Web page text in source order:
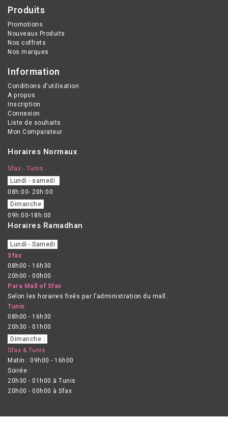
Produits
Promotions
Nouveaux Produits
Nos coffrets
Nos marques
Information
Conditions d'utilisation
A propos
Inscription
Connexion
Liste de souhaits
Mon Comparateur
Horaires Normaux
Sfax - Tunis
Lundi - samedi
08h:00- 20h:00
Dimanche
09h:00-18h:00
Horaires Ramadhan
Lundi - Samedi
Sfax
08h00 - 16h30
20h00 - 00h00
Para Mall of Sfax
Selon les horaires fixés par l’administration du mall.
Tunis
08h00 - 16h30
20h30 - 01h00
Dimanche :
Sfax & Tunis
Matin : 09h00 - 16h00
Soirée :
20h30 - 01h00 à Tunis
20h00 - 00h00 à Sfax